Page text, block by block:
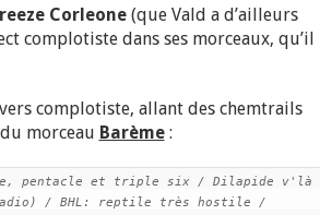
Corleone(que Vald a d’ailleurs
complotiste dans ses morceaux, qu’il
complotiste, allant des chemtrails
morceau Barème:
pentacle et triple six / Dilapide v'là
radio) / BHL: reptile très hostile /